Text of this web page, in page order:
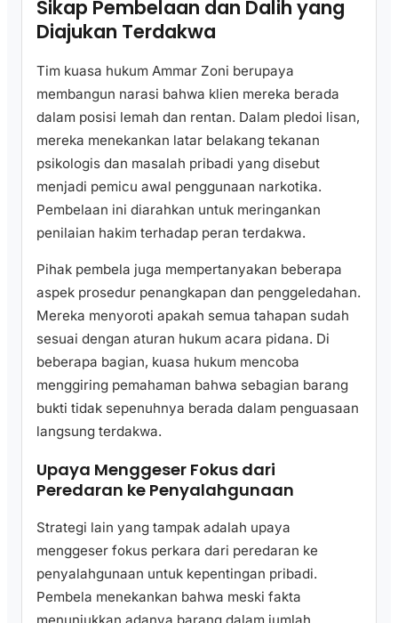
Sikap Pembelaan dan Dalih yang
Diajukan Terdakwa
Tim kuasa hukum Ammar Zoni berupaya
membangun narasi bahwa klien mereka berada
dalam posisi lemah dan rentan. Dalam pledoi lisan,
mereka menekankan latar belakang tekanan
psikologis dan masalah pribadi yang disebut
menjadi pemicu awal penggunaan narkotika.
Pembelaan ini diarahkan untuk meringankan
penilaian hakim terhadap peran terdakwa.
Pihak pembela juga mempertanyakan beberapa
aspek prosedur penangkapan dan penggeledahan.
Mereka menyoroti apakah semua tahapan sudah
sesuai dengan aturan hukum acara pidana. Di
beberapa bagian, kuasa hukum mencoba
menggiring pemahaman bahwa sebagian barang
bukti tidak sepenuhnya berada dalam penguasaan
langsung terdakwa.
Upaya Menggeser Fokus dari
Peredaran ke Penyalahgunaan
Strategi lain yang tampak adalah upaya
menggeser fokus perkara dari peredaran ke
penyalahgunaan untuk kepentingan pribadi.
Pembela menekankan bahwa meski fakta